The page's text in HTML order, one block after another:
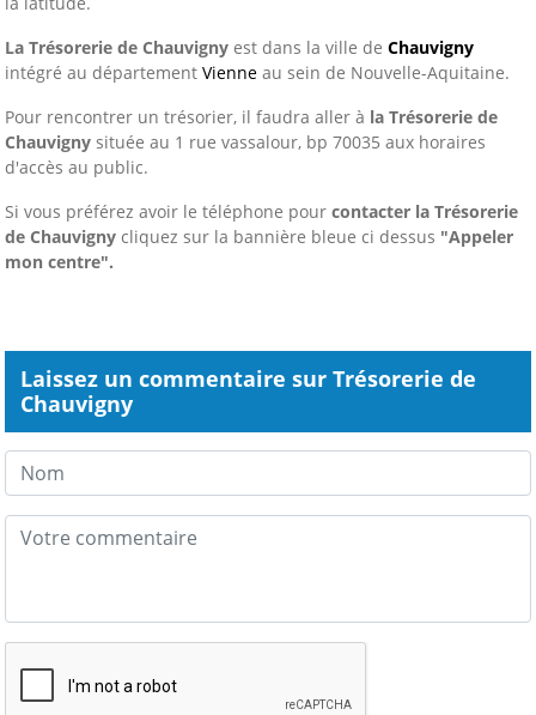
La Trésorerie de Chauvigny est dans la ville de Chauvigny
intégré au département Vienne au sein de Nouvelle-Aquitaine.
Pour rencontrer un trésorier, il faudra aller à la Trésorerie de
Chauvigny située au 1 rue vassalour, bp 70035 aux horaires
d'accès au public.
Si vous préférez avoir le téléphone pour contacter la Trésorerie
de Chauvigny cliquez sur la bannière bleue ci dessus "Appeler
mon centre".
Laissez un commentaire sur Trésorerie de
Chauvigny